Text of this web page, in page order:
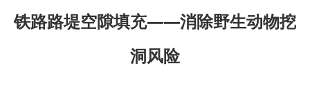
铁路路堤空隙填充——消除野生动物挖
洞风险